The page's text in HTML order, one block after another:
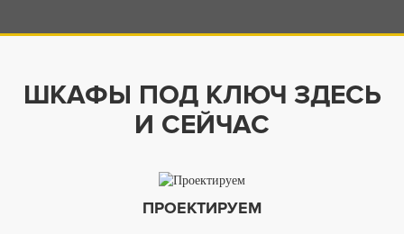
ШКАФЫ ПОД КЛЮЧ ЗДЕСЬ
И СЕЙЧАС
ПРОЕКТИРУЕМ